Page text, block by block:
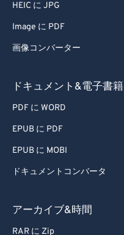
HEIC に JPG
Image に PDF
画像コンバーター
ドキュメント&電子書籍
PDF に WORD
EPUB に PDF
EPUB に MOBI
ドキュメントコンバータ
アーカイブ&時間
RAR に Zip